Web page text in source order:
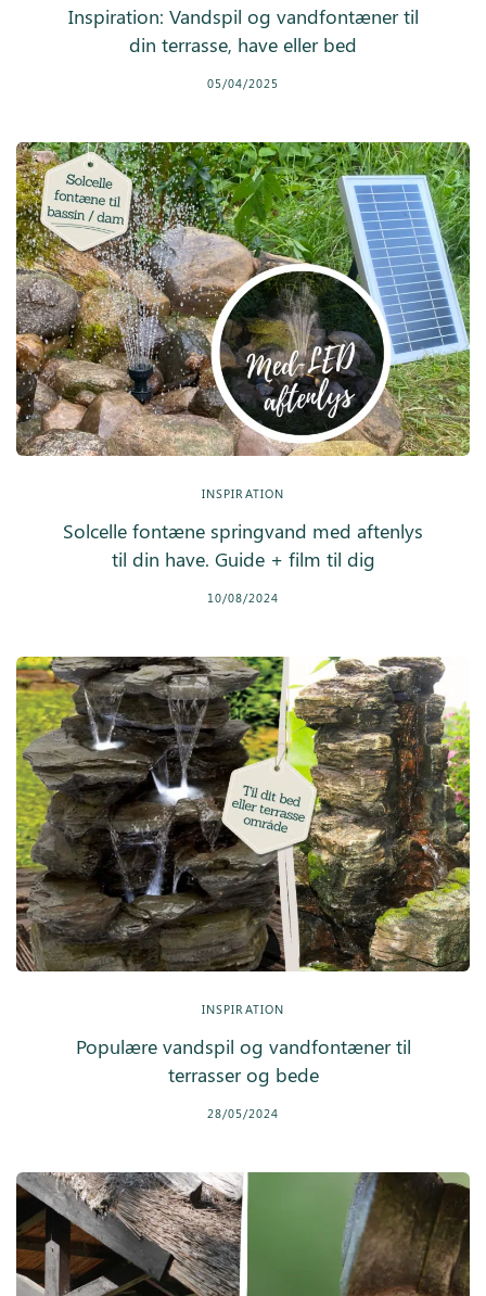
Inspiration: Vandspil og vandfontæner til
din terrasse, have eller bed
05/04/2025
INSPIRATION
Solcelle fontæne springvand med aftenlys
til din have. Guide + film til dig
10/08/2024
INSPIRATION
Populære vandspil og vandfontæner til
terrasser og bede
28/05/2024